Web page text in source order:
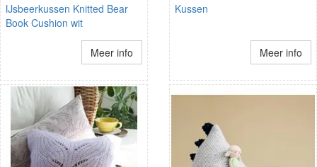
IJsbeerkussen Knitted Bear
Book Cushion wit
Meer info
Kussen
Meer info